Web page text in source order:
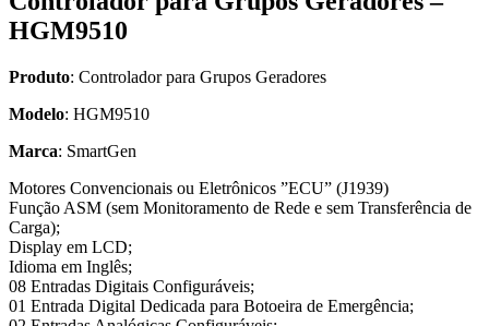
HGM9510
Produto: Controlador para Grupos Geradores
Modelo: HGM9510
Marca: SmartGen
Motores Convencionais ou Eletrônicos ”ECU” (J1939)
Função ASM (sem Monitoramento de Rede e sem Transferência de
Carga);
Display em LCD;
Idioma em Inglês;
08 Entradas Digitais Configuráveis;
01 Entrada Digital Dedicada para Botoeira de Emergência;